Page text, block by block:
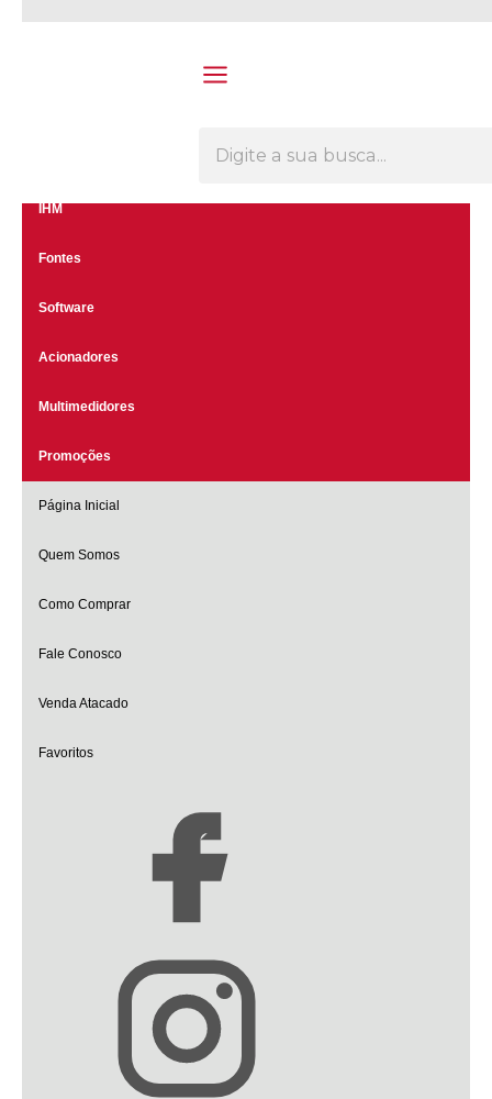
IHM
Fontes
Software
Acionadores
Multimedidores
Promoções
Página Inicial
Quem Somos
Como Comprar
Fale Conosco
Venda Atacado
Favoritos